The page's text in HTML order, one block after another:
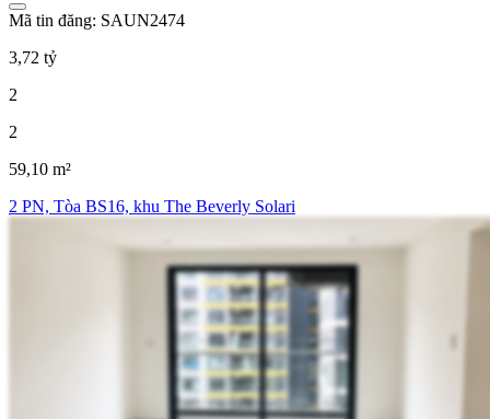
Mã tin đăng: SAUN2474
3,72 tỷ
2
2
59,10 m²
2 PN, Tòa BS16, khu The Beverly Solari